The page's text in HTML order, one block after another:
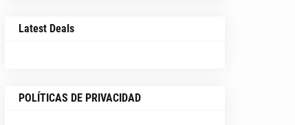
Latest Deals
POLÍTICAS DE PRIVACIDAD